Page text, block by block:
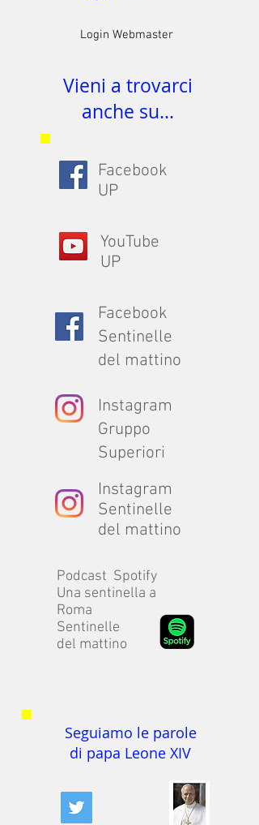
Login Webmaster
Vieni a trovarci
anche su...
Facebook
UP
YouTube
UP
Facebook
Sentinelle
del mattino
Instagram
Gruppo
Superiori
Instagram
Sentinelle
del mattino
Podcast Spotify
Una sentinella a
Roma
Sentinelle
del mattino
Seguiamo le parole
di papa Leone XIV